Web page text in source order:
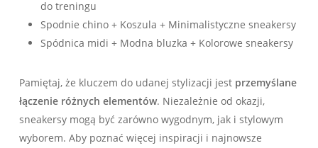
do treningu
Spodnie chino + Koszula + Minimalistyczne sneakersy
Spódnica midi + Modna bluzka + Kolorowe sneakersy
Pamiętaj, że kluczem do udanej stylizacji jest przemyślane
łączenie różnych elementów. Niezależnie od okazji,
sneakersy mogą być zarówno wygodnym, jak i stylowym
wyborem. Aby poznać więcej inspiracji i najnowsze